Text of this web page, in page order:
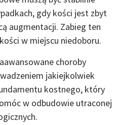
gdy kości jest zbyt
augmentacji. Zabieg ten
w miejscu niedoboru.
choroby
jakiejkolwiek
kostnego, który
w odbudowie utraconej